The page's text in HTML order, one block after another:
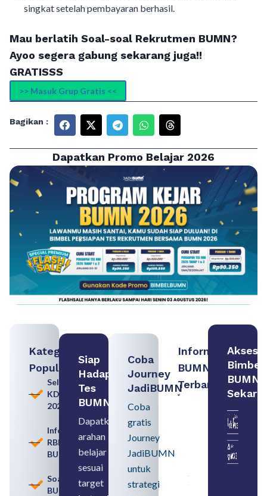
singkat setelah pembayaran berhasil.
Mau berlatih Soal-soal Rekrutmen BUMN?
Ayoo segera gabung sekarang juga!!
GRATISSS
>> Masuk Grup Gratis <<
Bagikan :
Dapatkan Promo Belajar 2026
Kategori
Populer
Seleksi
KDKMP
2026
Informasi
RBB
BUMN
Soal
BUMN
Siap
Hadapi
Tes
BUMN
Dapatkan
arahan
belajar
sesuai
target
Coba
Journey
JadiBUMN
Coba
gratis
Journey
JadiBUMN
untuk
strategi
Informasi
BUMN
Terbaru:
Persiapan
Seleksi
Rekrutmen
Memahami
August 8,
2026
Akses
Bimbel
BUMN